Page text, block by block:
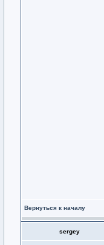
Вернуться к началу
sergey